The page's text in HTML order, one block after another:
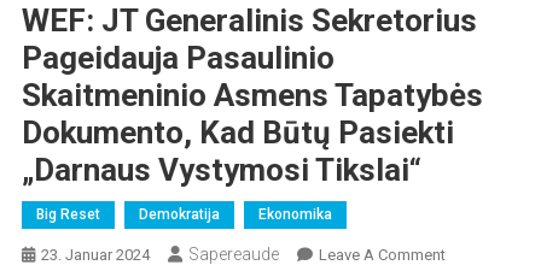
WEF: JT Generalinis Sekretorius
Pageidauja Pasaulinio
Skaitmeninio Asmens Tapatybės
Dokumento, Kad Būtų Pasiekti
„Darnaus Vystymosi Tikslai“
Big Reset Demokratija Ekonomika
23. Januar 2024 Sapereaude Leave A CommentOn